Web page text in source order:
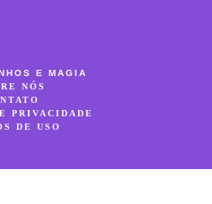
E MAGIA
NÓS
PRIVACIDADE
DE USO